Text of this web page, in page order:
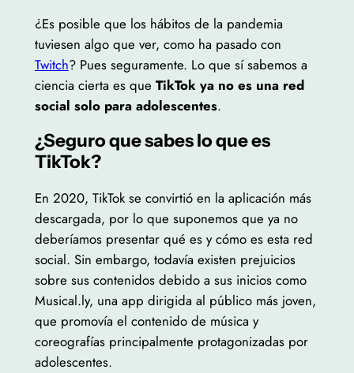
¿Es posible que los hábitos de la pandemia
tuviesen algo que ver, como ha pasado con
Twitch? Pues seguramente. Lo que sí sabemos a
ciencia cierta es que TikTok ya no es una red
social solo para adolescentes.
¿Seguro que sabes lo que es
TikTok?
En 2020, TikTok se convirtió en la aplicación más
descargada, por lo que suponemos que ya no
deberíamos presentar qué es y cómo es esta red
social. Sin embargo, todavía existen prejuicios
sobre sus contenidos debido a sus inicios como
Musical.ly, una app dirigida al público más joven,
que promovía el contenido de música y
coreografías principalmente protagonizadas por
adolescentes.